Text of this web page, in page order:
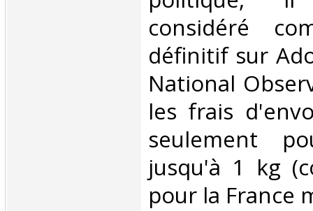
considéré
définitif sur
National
les frais
seulement
jusqu'à 1 kg
pour la France